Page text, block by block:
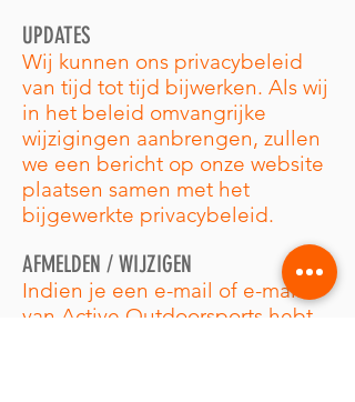
UPDATES
Wij kunnen ons privacybeleid
van tijd tot tijd bijwerken. Als wij
in het beleid omvangrijke
wijzigingen aanbrengen, zullen
we een bericht op onze website
plaatsen samen met het
bijgewerkte privacybeleid.
AFMELDEN / WIJZIGEN
Indien je een e-mail of e-mails
van Active Outdoorsports hebt